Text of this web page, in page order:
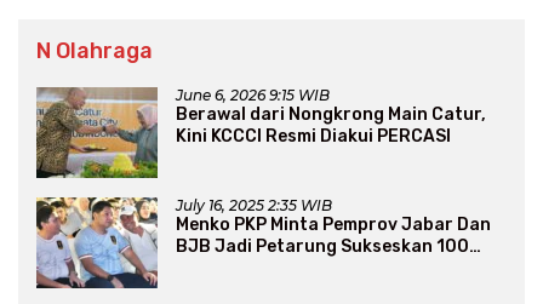
N Olahraga
June 6, 2026 9:15 WIB
Berawal dari Nongkrong Main Catur,
Kini KCCCI Resmi Diakui PERCASI
July 16, 2025 2:35 WIB
Menko PKP Minta Pemprov Jabar Dan
BJB Jadi Petarung Sukseskan 100